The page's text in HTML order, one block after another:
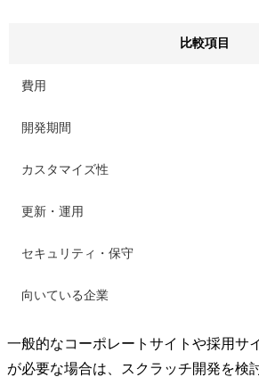
比較項目
費用
開発期間
カスタマイズ性
更新・運用
セキュリティ・保守
向いている企業
一般的なコーポレートサイトや採用サ
が必要な場合は、スクラッチ開発を検